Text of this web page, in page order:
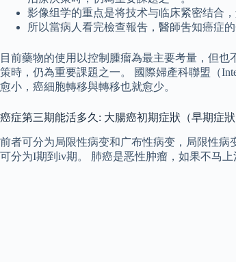
影像组学的重点是将技术与临床紧密结合
所以當病人看完檢查報吿，醫師吿知癌症
目前藥物的使用以控制腫瘤為最主要考量，但
策時，仍為重要課題之一。 國際婦產科聯盟（
愈小，癌細胞轉移與轉移也就愈少。
癌症第三期能活多久: 大腸癌初期症狀（早期症狀
前者可分为局限性病变和广布性病变，局限性
可分为I期到iv期。 肺癌是恶性肿瘤，如果不马